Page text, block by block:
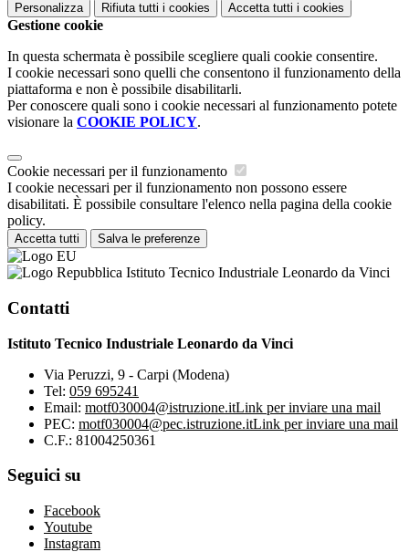
Personalizza Rifiuta tutti i cookies Accetta tutti i cookies
Gestione cookie
In questa schermata è possibile scegliere quali cookie consentire.
I cookie necessari sono quelli che consentono il funzionamento della
piattaforma e non è possibile disabilitarli.
Per conoscere quali sono i cookie necessari al funzionamento potete
visionare la COOKIE POLICY.
Cookie necessari per il funzionamento
I cookie necessari per il funzionamento non possono essere
disabilitati. È possibile consultare l'elenco nella pagina della cookie
policy.
Accetta tutti Salva le preferenze
Istituto Tecnico Industriale Leonardo da Vinci
Contatti
Istituto Tecnico Industriale Leonardo da Vinci
Via Peruzzi, 9 - Carpi (Modena)
Tel: 059 695241
Email: motf030004@istruzione.itLink per inviare una mail
PEC: motf030004@pec.istruzione.itLink per inviare una mail
C.F.: 81004250361
Seguici su
Facebook
Youtube
Instagram